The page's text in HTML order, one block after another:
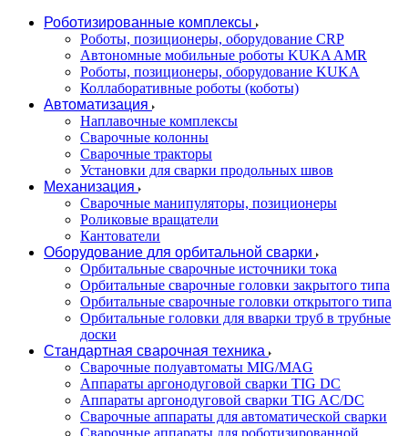
Роботизированные комплексы
Роботы, позиционеры, оборудование CRP
Автономные мобильные роботы KUKA AMR
Роботы, позиционеры, оборудование KUKA
Коллаборативные роботы (коботы)
Автоматизация
Наплавочные комплексы
Сварочные колонны
Сварочные тракторы
Установки для сварки продольных швов
Механизация
Сварочные манипуляторы, позиционеры
Роликовые вращатели
Кантователи
Оборудование для орбитальной сварки
Орбитальные сварочные источники тока
Орбитальные сварочные головки закрытого типа
Орбитальные сварочные головки открытого типа
Орбитальные головки для вварки труб в трубные
доски
Стандартная сварочная техника
Сварочные полуавтоматы MIG/MAG
Аппараты аргонодуговой сварки TIG DC
Аппараты аргонодуговой сварки TIG AC/DC
Сварочные аппараты для автоматической сварки
Сварочные аппараты для роботизированной